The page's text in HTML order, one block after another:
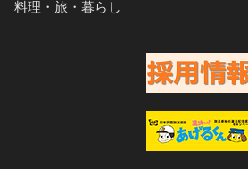
料理・旅・暮らし